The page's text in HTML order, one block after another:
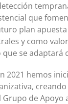
que
plan
y como
se adaptará
2021 hemos
de Apoyo